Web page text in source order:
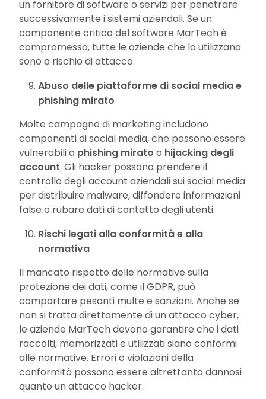
un fornitore di software o servizi per penetrare
successivamente i sistemi aziendali. Se un
componente critico del software MarTech è
compromesso, tutte le aziende che lo utilizzano
sono a rischio di attacco.
Abuso delle piattaforme di social media e
phishing mirato
Molte campagne di marketing includono
componenti di social media, che possono essere
vulnerabili a phishing mirato o hijacking degli
account. Gli hacker possono prendere il
controllo degli account aziendali sui social media
per distribuire malware, diffondere informazioni
false o rubare dati di contatto degli utenti.
Rischi legati alla conformità e alla
normativa
Il mancato rispetto delle normative sulla
protezione dei dati, come il GDPR, può
comportare pesanti multe e sanzioni. Anche se
non si tratta direttamente di un attacco cyber,
le aziende MarTech devono garantire che i dati
raccolti, memorizzati e utilizzati siano conformi
alle normative. Errori o violazioni della
conformità possono essere altrettanto dannosi
quanto un attacco hacker.